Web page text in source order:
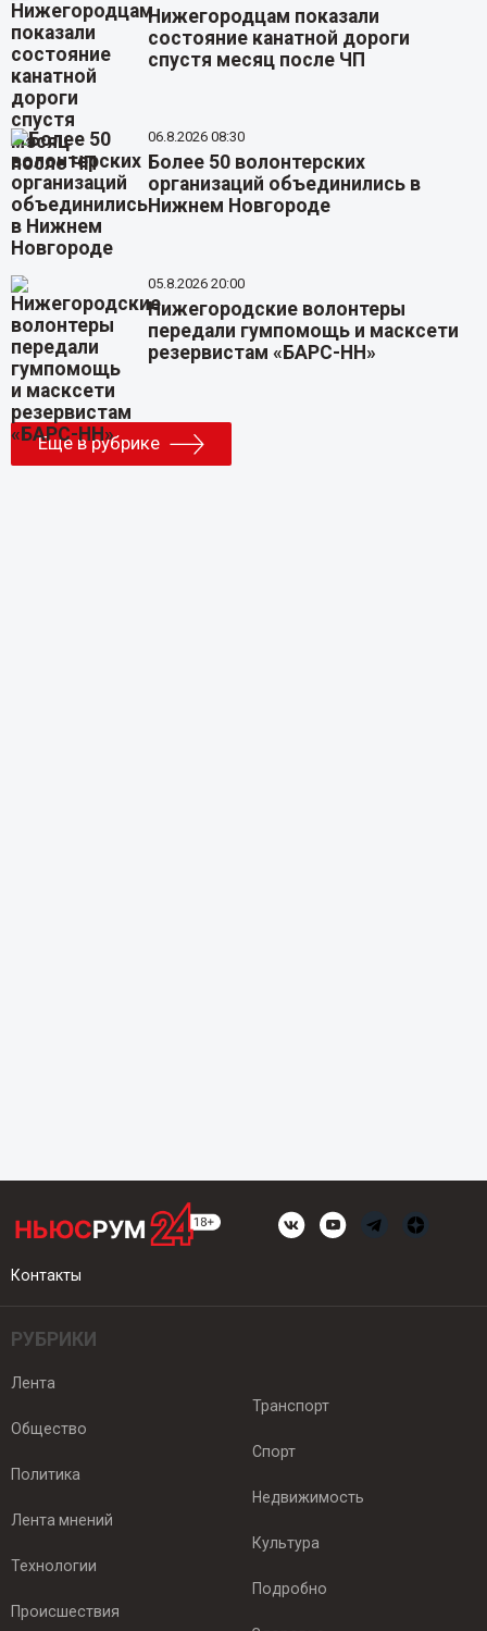
Нижегородцам показали
состояние канатной дороги
спустя месяц после ЧП
06.8.2026 08:30
Более 50 волонтерских
организаций объединились в
Нижнем Новгороде
05.8.2026 20:00
Нижегородские волонтеры
передали гумпомощь и масксети
резервистам «БАРС-НН»
Еще в рубрике
Контакты
РУБРИКИ
Лента
Общество
Политика
Лента мнений
Технологии
Происшествия
Транспорт
Спорт
Недвижимость
Культура
Подробно